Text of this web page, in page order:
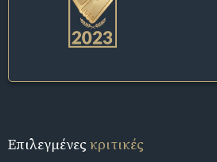
Επιλεγμένεςκριτικές